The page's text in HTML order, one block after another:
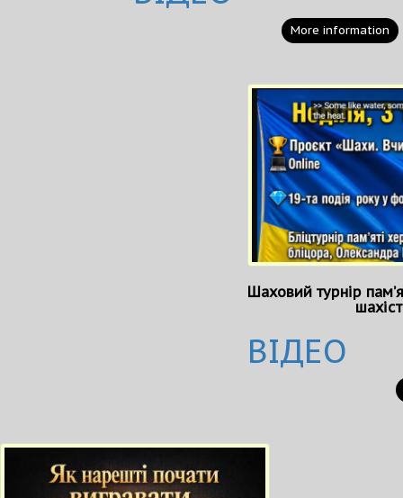
More information
Шаховий турнір
ВІДЕО